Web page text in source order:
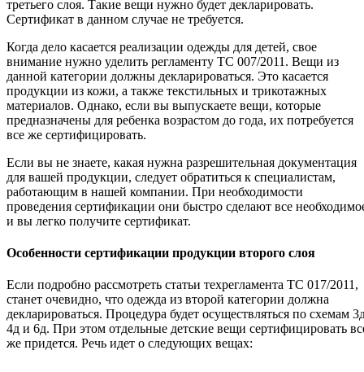
третьего слоя. Такие вещи нужно будет декларировать.
Сертификат в данном случае не требуется.
Когда дело касается реализации одежды для детей, свое
внимание нужно уделить регламенту ТС 007/2011. Вещи из
данной категории должны декларироваться. Это касается
продукции из кожи, а также текстильных и трикотажных
материалов. Однако, если вы выпускаете вещи, которые
предназначены для ребенка возрастом до года, их потребуется
все же сертифицировать.
Если вы не знаете, какая нужна разрешительная документация
для вашей продукции, следует обратиться к специалистам,
работающим в нашей компании. При необходимости
проведения сертификации они быстро сделают все
и вы легко получите сертификат.
Особенности сертификации продукции второго слоя
Если подробно рассмотреть статьи техрегламента ТС 017/2011,
станет очевидно, что одежда из второй категории должна
декларироваться. Процедура будет осуществляться по схемам
4д и 6д. При этом отдельные детские вещи сертифицировать
же придется. Речь идет о следующих вещах: